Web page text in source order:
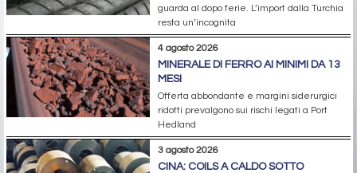
guarda al dopo ferie. L’import dalla Turchia
resta un’incognita
4 agosto 2026
MINERALE DI FERRO AI MINIMI DA 13
MESI
Offerta abbondante e margini siderurgici
ridotti prevalgono sui rischi legati a Port
Hedland
3 agosto 2026
CINA: COILS A CALDO SOTTO